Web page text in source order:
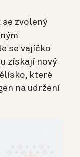
se zvolený
se vajíčko
získají nový
které
na udržení